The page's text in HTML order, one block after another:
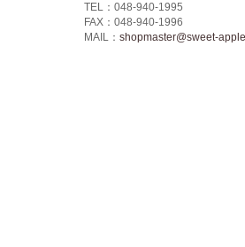
TEL：048-940-1995
FAX：048-940-1996
MAIL： shopmaster@sweet-